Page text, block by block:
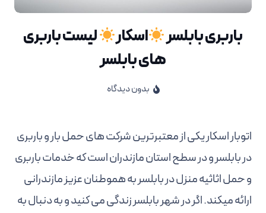
باربری بابلسر اسکار
لیست باربری
های بابلسر
بدون دیدگاه
اتوبار اسکار یکی از معتبرترین شرکت های حمل بار و باربری
در بابلسر و در سطح استان مازندران است که خدمات باربری
و حمل اثاثیه منزل در بابلسر به هموطنان عزیز مازندرانی
ارائه میکند. اگر در شهر بابلسر زندگی می کنید و به دنبال به